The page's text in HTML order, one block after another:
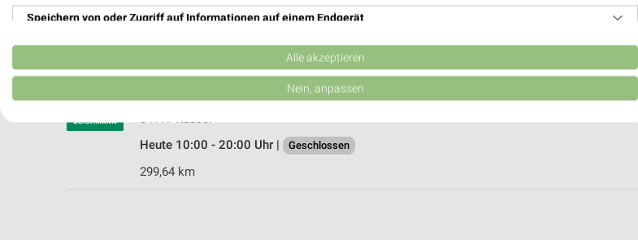
Heute 09:00 - 20:00 Uhr | Geschlossen
Obere Königsstraße 47 a
34117 Kassel
Heute 10:00 - 20:00 Uhr |
Geschlossen
299,64 km
Speichern von oder Zugriff auf Informationen auf einem Endgerät
Verwendung reduzierter Daten zur Auswahl von Werbeanzeigen
Erstellung von Profilen für personalisierte Werbung
Erstellung von Profilen zur Personalisierung von Inhalten
Alle akzeptieren
Nein, anpassen